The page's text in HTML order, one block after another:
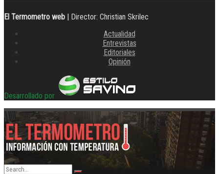
El Termometro web | Director: Christian Skrilec
Actualidad
Entrevistas
Editoriales
Opinión
Desarrollado por